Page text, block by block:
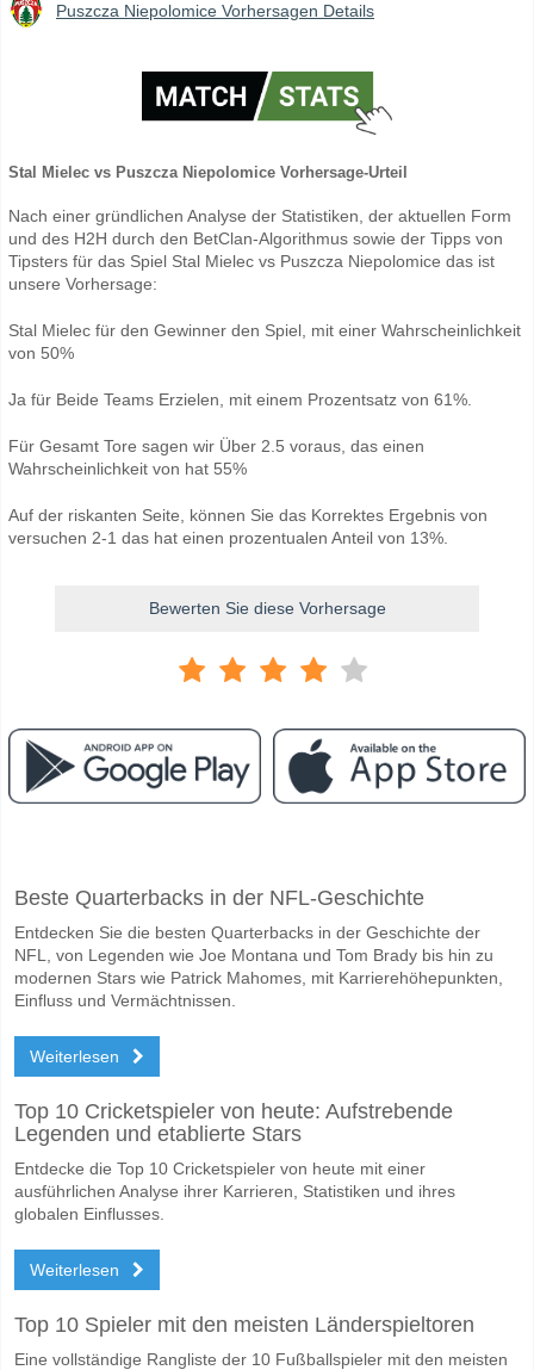
Puszcza Niepolomice Vorhersagen Details
Stal Mielec vs Puszcza Niepolomice Vorhersage-Urteil
Nach einer gründlichen Analyse der Statistiken, der aktuellen Form
und des H2H durch den BetClan-Algorithmus sowie der Tipps von
Tipsters für das Spiel Stal Mielec vs Puszcza Niepolomice das ist
unsere Vorhersage:
Stal Mielec für den Gewinner den Spiel, mit einer Wahrscheinlichkeit
von 50%
Ja für Beide Teams Erzielen, mit einem Prozentsatz von 61%.
Für Gesamt Tore sagen wir Über 2.5 voraus, das einen
Wahrscheinlichkeit von hat 55%
Auf der riskanten Seite, können Sie das Korrektes Ergebnis von
versuchen 2-1 das hat einen prozentualen Anteil von 13%.
Bewerten Sie diese Vorhersage
Das Spiel zwischen Stal Mielec v Puszcza Niepolomice 09 May 2026
Wer ist das Lieblingsteam, zwischen dem zu
Stal Mielec für den Gewinner den Spiel, mit einer Wahrscheinlichkeit
Ja für Beide Teams Erzielen, mit einem Prozentsatz von 61%.
Wofür ist die richtige Ergebnisprognose Stal Mielec v
Auf der riskanten Seite, können Sie das Korrektes Ergebnis von
Beste Quarterbacks in der NFL-Geschichte
Entdecken Sie die besten Quarterbacks in der Geschichte der
NFL, von Legenden wie Joe Montana und Tom Brady bis hin zu
modernen Stars wie Patrick Mahomes, mit Karrierehöhepunkten,
Einfluss und Vermächtnissen.
Weiterlesen
Top 10 Cricketspieler von heute: Aufstrebende
Legenden und etablierte Stars
Entdecke die Top 10 Cricketspieler von heute mit einer
ausführlichen Analyse ihrer Karrieren, Statistiken und ihres
globalen Einflusses.
Weiterlesen
Top 10 Spieler mit den meisten Länderspieltoren
Eine vollständige Rangliste der 10 Fußballspieler mit den meisten